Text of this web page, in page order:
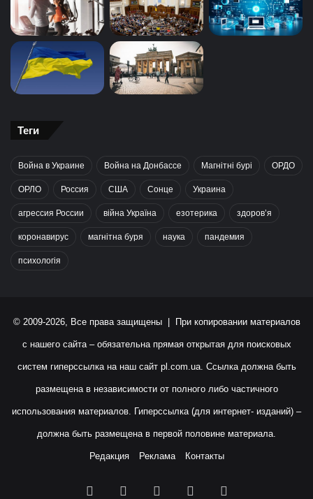
Теги
Война в Украине Война на Донбассе Магнітні бурі ОРДО
ОРЛО Россия США Сонце Украина
агрессия России війна Україна езотерика здоров’я
коронавирус магнітна буря наука пандемия
психологія
© 2009-2026, Все права защищены | При копировании материалов
с нашего сайта – обязательна прямая открытая для поисковых
систем гиперссылка на наш сайт pl.com.ua. Ссылка должна быть
размещена в независимости от полного либо частичного
использования материалов. Гиперссылка (для интернет- изданий) –
должна быть размещена в первой половине материала.
Редакция Реклама Контакты
Facebook YouTubeInstagram